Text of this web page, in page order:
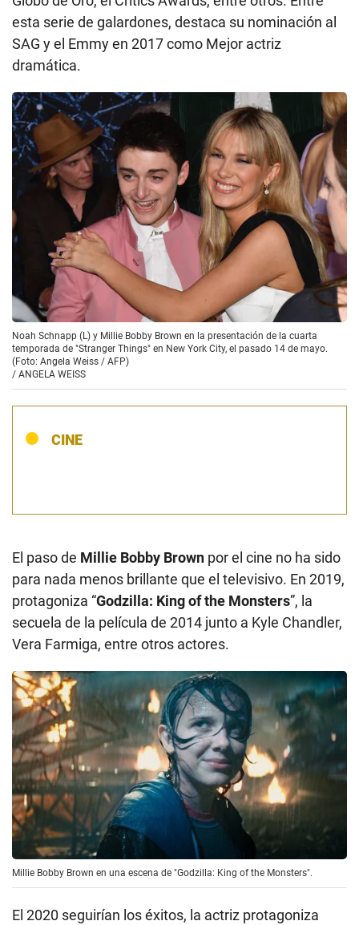
esta serie de galardones, destaca su nominación al
SAG y el Emmy en 2017 como Mejor actriz
dramática.
Noah Schnapp (L) y Millie Bobby Brown en la presentación de la cuarta
temporada de "Stranger Things" en New York City, el pasado 14 de mayo.
(Foto: Angela Weiss / AFP)
/ ANGELA WEISS
CINE
El paso de Millie Bobby Brown por el cine no ha sido
para nada menos brillante que el televisivo. En 2019,
protagoniza “Godzilla: King of the Monsters”, la
secuela de la película de 2014 junto a Kyle Chandler,
Vera Farmiga, entre otros actores.
Millie Bobby Brown en una escena de "Godzilla: King of the Monsters".
El 2020 seguirían los éxitos, la actriz protagoniza